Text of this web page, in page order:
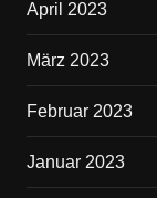
April 2023
März 2023
Februar 2023
Januar 2023